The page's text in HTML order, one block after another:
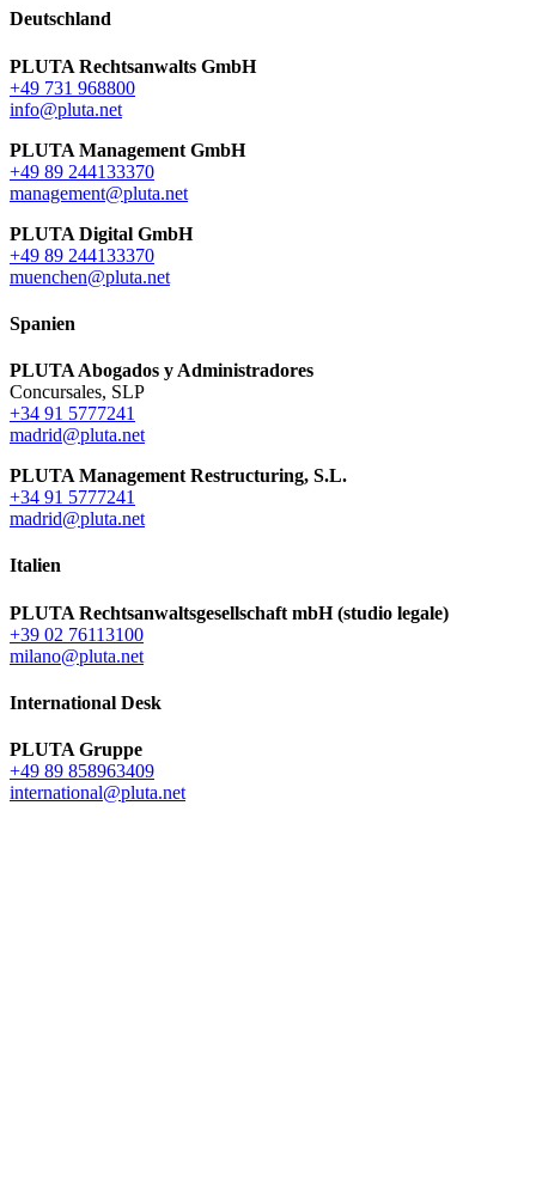
Deutschland
PLUTA Rechtsanwalts GmbH
+49 731 968800
info@pluta.net
PLUTA Management GmbH
+49 89 244133370
management@pluta.net
PLUTA Digital GmbH
+49 89 244133370
muenchen@pluta.net
Spanien
PLUTA Abogados y Administradores
Concursales, SLP
+34 91 5777241
madrid@pluta.net
PLUTA Management Restructuring, S.L.
+34 91 5777241
madrid@pluta.net
Italien
PLUTA Rechtsanwaltsgesellschaft mbH (studio legale)
+39 02 76113100
milano@pluta.net
International Desk
PLUTA Gruppe
+49 89 858963409
international@pluta.net